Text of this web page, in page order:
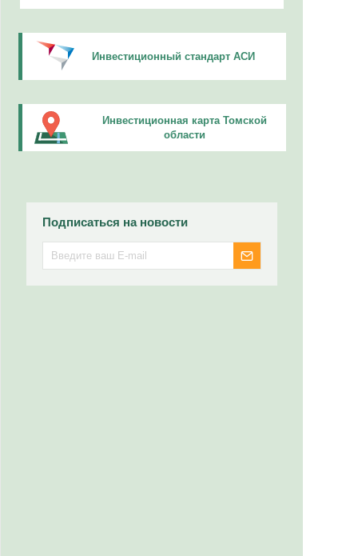
Инвестиционный стандарт АСИ
Инвестиционная карта Томской
области
Подписаться на новости